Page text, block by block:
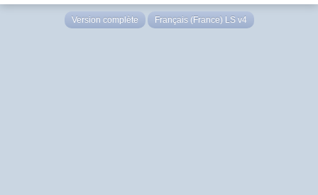
Version complète Français (France) LS v4